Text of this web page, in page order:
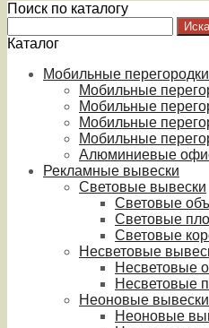
Поиск по каталогу
Каталог
Мобильные перегородки
Мобильные
Мобильные
Мобильные
Мобильные
Алюминиевые
Рекламные вывески
Световые вывески
Световые
Световые
Световые
Несветовые
Несветовые
Несветовые
Неоновые вывески
Неоновые